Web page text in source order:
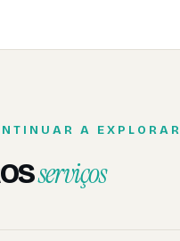
A EXPLORAR
serviços